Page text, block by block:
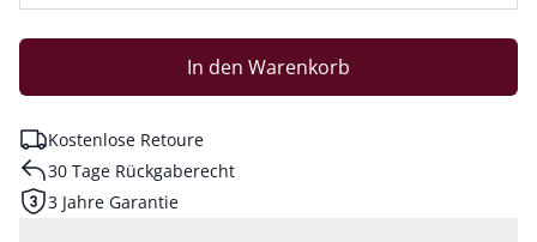
In den Warenkorb
Kostenlose Retoure
30 Tage Rückgaberecht
3 Jahre Garantie